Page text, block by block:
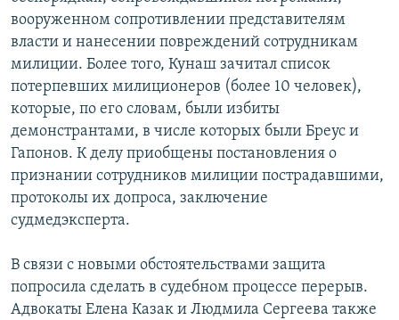
вооруженном сопротивлении представителям
власти и нанесении повреждений сотрудникам
милиции. Более того, Кунаш зачитал список
потерпевших милиционеров (более 10 человек),
которые, по его словам, были избиты
демонстрантами, в числе которых были Бреус и
Гапонов. К делу приобщены постановления о
признании сотрудников милиции пострадавшими,
протоколы их допроса, заключение
судмедэксперта.
В связи с новыми обстоятельствами защита
попросила сделать в судебном процессе перерыв.
Адвокаты Елена Казак и Людмила Сергеева также